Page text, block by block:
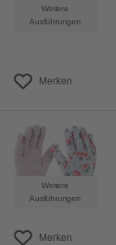
Weitere
Ausführungen
Merken
Weitere
Ausführungen
Merken